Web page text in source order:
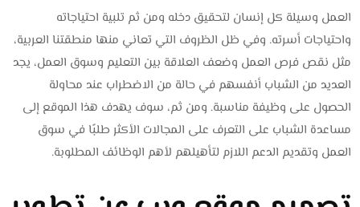
العمل وسيلة كل إنسان لتحقيق دخله ومن ثم تلبية احتياجاته
واحتياجات أسرته. وفي ظل الظروف التي تعاني منها منطقتنا العربية،
مثل نقص فرص العمل وضعف العلاقة بين التعليم وسوق العمل، يجد
العديد من الشباب أنفسهم في حالة من الاضطراب عند محاولة
الحصول على وظيفة مناسبة. ومن ثم، سوف يهدف هذا الموقع إلى
مساعدة الشباب على التعرف على المجالات الأكثر طلبًا في سوق
العمل وتقديم الدعم اللازم لتأهيلهم لأهم الوظائف المطلوبة.